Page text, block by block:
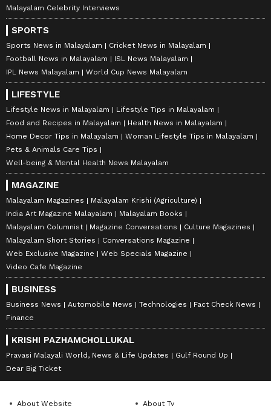
Malayalam Celebrity Interviews
SPORTS
Sports News in Malayalam
Cricket News in Malayalam
Football News in Malayalam
ISL News Malayalam
IPL News Malayalam
World Cup News Malayalam
LIFESTYLE
Lifestyle News in Malayalam
Lifestyle Tips in Malayalam
Food and Recipes in Malayalam
Health News in Malayalam
Home Decor Tips in Malayalam
Woman Lifestyle Tips in Malayalam
Pets & Animals Care Tips
Well-being & Mental Health News Malayalam
MAGAZINE
Malayalam Magazines
Malayalam Krishi (Agriculture)
India Art Magazine Malayalam
Malayalam Books
Malayalam Columnist
Magazine Conversations
Culture Magazines
Malayalam Short Stories
Conversations Magazine
Web Exclusive Magazine
Web Specials Magazine
Video Cafe Magazine
BUSINESS
Business News Automobile News Technologies
Fact Check News
Finance
KRISHI PAZHAMCHOLLUKAL
Pravasi Malayali World, News & Life Updates
Gulf Round Up
Dear Big Ticket
About Website About Tv